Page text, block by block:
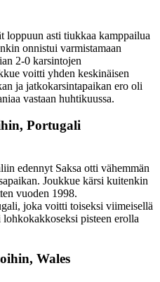
loppuun asti tiukkaa kamppailua
onnistui varmistamaan
2-0 karsintojen
voitti yhden keskinäisen
ja jatkokarsintapaikan ero oli
vastaan huhtikuussa.
Portugali
edennyt Saksa otti vähemmän
Joukkue kärsi kuitenkin
vuoden 1998.
joka voitti toiseksi viimeisellä
pisteen erolla
Wales